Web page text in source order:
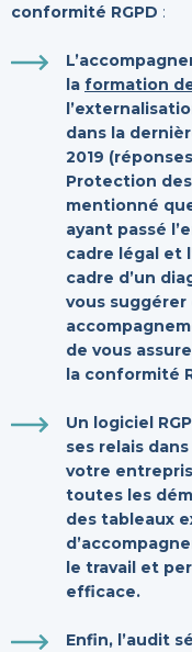
conformité RGPD :
la formation
dans la
2019
Protection
mentionné
ayant passé
cadre légal et
cadre d’un
vous
de vous
la conformité
Un logiciel
ses relais
votre
toutes les
des tableaux
le travail et
efficace.
Enfin, l’audit